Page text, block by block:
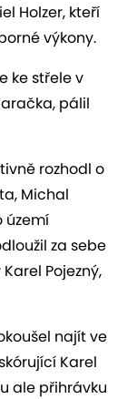
Holzer, kteří
výkony.
ke střele v
pálil
rozhodl o
Michal
území
za sebe
Pojezný,
najít ve
Karel
ale přihrávku